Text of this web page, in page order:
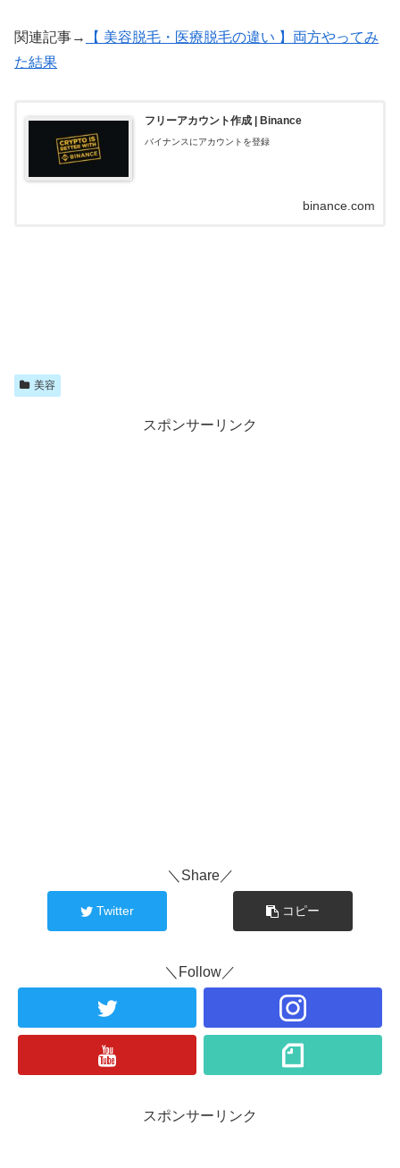
関連記事→
【 美容脱毛・医療脱毛の違い 】両方やってみ
た結果
フリーアカウント作成 | Binance
バイナンスにアカウントを登録
binance.com
美容
スポンサーリンク
＼Share／
Twitter コピー
＼Follow／
スポンサーリンク